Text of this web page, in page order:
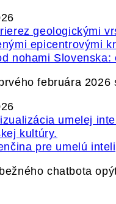
nohami
februára
pre umelú
chatbota